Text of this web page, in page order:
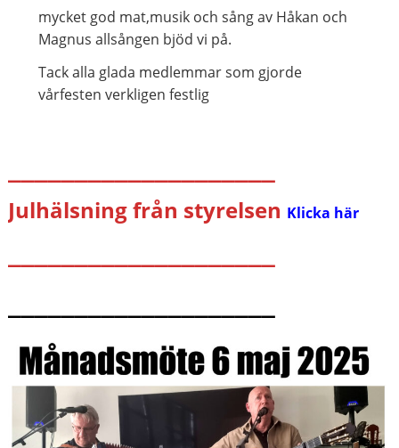
mycket god mat,musik och sång av Håkan och
Magnus allsången bjöd vi på.
Tack alla glada medlemmar som gjorde
vårfesten verkligen festlig
Julhälsning från styrelsen Klicka här